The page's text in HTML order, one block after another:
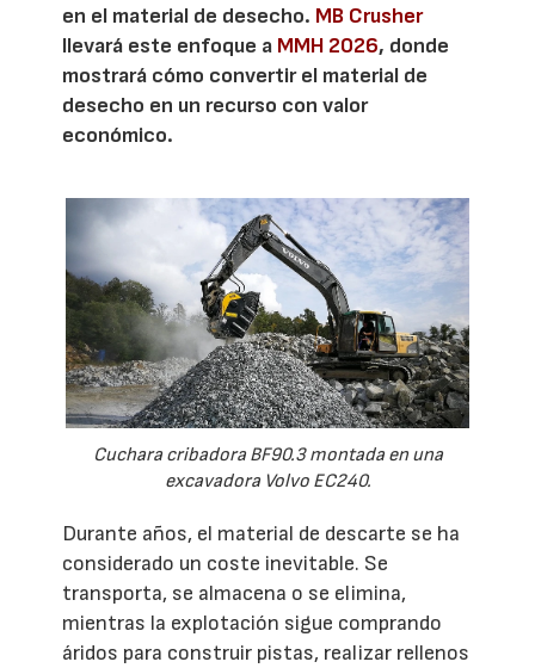
en el material de desecho. MB Crusher
llevará este enfoque a MMH 2026, donde
mostrará cómo convertir el material de
desecho en un recurso con valor
económico.
Cuchara cribadora BF90.3 montada en una
excavadora Volvo EC240.
Durante años, el material de descarte se ha
considerado un coste inevitable. Se
transporta, se almacena o se elimina,
mientras la explotación sigue comprando
áridos para construir pistas, realizar rellenos